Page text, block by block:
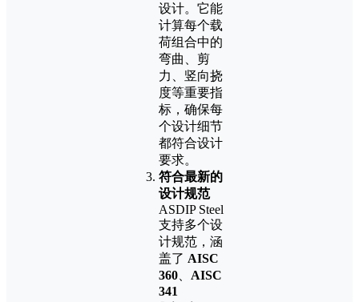
设计。它能
计算每个载
荷组合中的
弯曲、剪
力、竖向挠
度等重要指
标，确保每
个设计细节
都符合设计
要求。
符合最新的
设计规范
ASDIP Steel
支持多个设
计规范，涵
盖了 AISC
360
AISC
341